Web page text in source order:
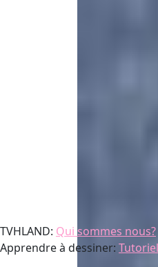
TVHLAND: Qui sommes nous?
Apprendre à dessiner: